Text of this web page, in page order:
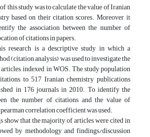
this study was to calculate the value of Iranian
based on their citation scores. Moreover, it
the association between the number of
of citations in papers.
research is a descriptive study in which a
(citation analysis) was used to investigate the
indexed in WOS. The study population
to 517 Iranian chemistry publications
in 176 journals in 2010. To identify the
the number of citations and the value of
correlation coefficient was used.
show that the majority of articles were cited in
by methodology and findings/discussion